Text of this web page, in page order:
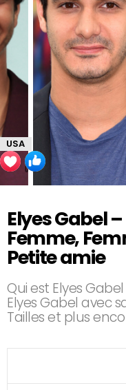
USA
Elyes Gabel
Femme,
Petite amie
Qui est Elyes
Elyes Gabel avec
Tailles et plus